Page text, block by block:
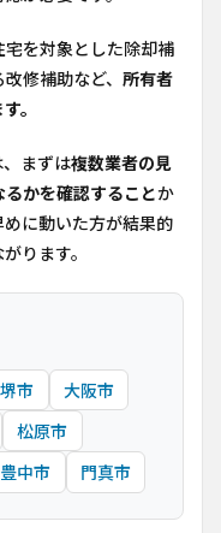
を対象とした除却補
修補助など、 所有者
。
まずは複数業者の見
かを確認することか
に動いた方が結果的
ります。
堺市 大阪市
松原市
豊中市 門真市